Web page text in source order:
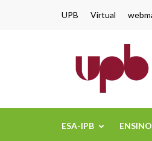
UPB Virtual
ESA-IPB ENSINO